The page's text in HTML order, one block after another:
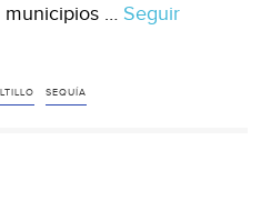
municipios … Seguir
SEQUÍA